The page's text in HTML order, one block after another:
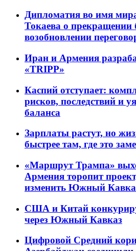
Дипломатия во имя
Токаева о прекращении
возобновлении
Иран и Армения
«TRIPP»
Каспий отступает:
рисков, последствий и
баланса
Зарплаты растут, но
быстрее там, где это
«Маршрут Трампа»
Армения торопит
изменить Южный
США и Китай
через Южный Кавказ
Цифровой Средний